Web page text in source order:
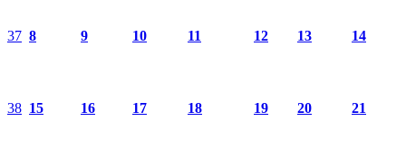
37 8 9 10 11 12 13 14
38 15 16 17 18 19 20 21